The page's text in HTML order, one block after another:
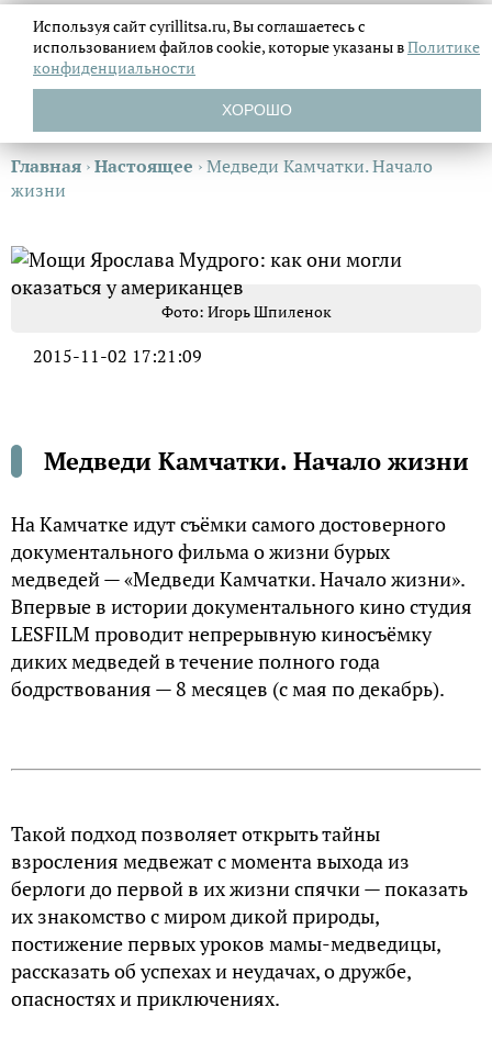
Главная ›Настоящее ›Медведи Камчатки. Начало
жизни
Фото: Игорь Шпиленок
2015-11-02 17:21:09
Медведи Камчатки. Начало жизни
На Камчатке идут съёмки самого достоверного
документального фильма о жизни бурых
медведей — «Медведи Камчатки. Начало жизни».
Впервые в истории документального кино студия
LESFILM проводит непрерывную киносъёмку
диких медведей в течение полного года
бодрствования — 8 месяцев (с мая по декабрь).
Такой подход позволяет открыть тайны
взросления медвежат с момента выхода из
берлоги до первой в их жизни спячки — показать
их знакомство с миром дикой природы,
постижение первых уроков мамы-медведицы,
рассказать об успехах и неудачах, о дружбе,
опасностях и приключениях.
Используя сайт cyrillitsa.ru, Вы соглашаетесь с
использованием файловcookie, которые указаны вПолитике
конфиденциальности
ХОРОШО